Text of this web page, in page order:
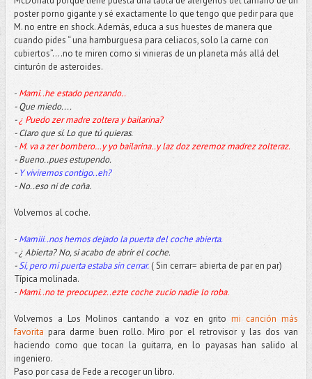
poster porno gigante y sé exactamente lo que tengo que pedir para que
M. no entre en shock. Además, educa a sus huestes de manera que
cuando pides “ una hamburguesa para celiacos, solo la carne con
cubiertos”….no te miren como si vinieras de un planeta más allá del
cinturón de asteroides.
- Mami..he estado penzando..
- Que miedo....
-¿ Puedo zer madre zoltera y bailarina?
- Claro que sí. Lo que tú quieras.
-M. va a zer bombero…y yo bailarina..y laz doz zeremoz madrez zolteraz.
- Bueno..pues estupendo.
- Y viviremos contigo..eh?
- No..eso ni de coña.
Volvemos al coche.
- Mamiii..nos hemos dejado la puerta del coche abierta.
- ¿ Abierta? No, si acabo de abrir el coche.
-Sí, pero mi puerta estaba sin cerrar.( Sin cerrar= abierta de par en par)
Típica molinada.
- Mami..no te preocupez..ezte coche zucio nadie lo roba.
Volvemos a Los Molinos cantando a voz en grito mi canción más
favorita para darme buen rollo. Miro por el retrovisor y las dos van
haciendo como que tocan la guitarra, en lo payasas han salido al
ingeniero.
Paso por casa de Fede a recoger un libro.